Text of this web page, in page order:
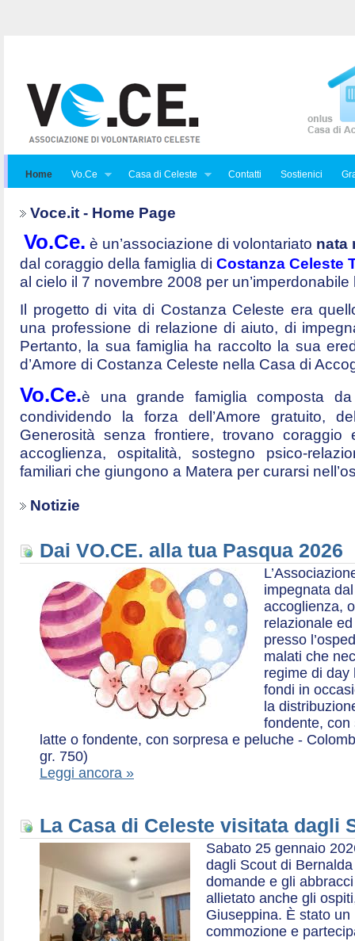
Home Vo.Ce Casa di Celeste Contatti Sostienici
Voce.it - Home Page
Vo.Ce. è un’associazione di volontariato nata
dal coraggio della famiglia di Costanza Celeste
al cielo il 7 novembre 2008 per
Il progetto di vita di Costanza Celeste era
una professione di relazione di aiuto, di
Pertanto, la sua famiglia ha raccolto la sua
d’Amore di Costanza Celeste nella Casa di
Vo.Ce.è una grande famiglia composta
condividendo la forza dell’Amore gratuito,
Generosità senza frontiere, trovano
accoglienza, ospitalità, sostegno psico-
familiari che giungono a Matera per curarsi
Notizie
Dai VO.CE. alla tua Pasqua 2026
impegnata
accoglienza,
relazionale
presso
malati che
regime di day
fondi in
la
fondente, con
latte o fondente, con sorpresa e peluche -
gr. 750)
Leggi ancora »
La Casa di Celeste visitata dagli
Sabato 25 gennaio
dagli Scout di
domande e gli
allietato anche gli
Giuseppina. È stato
commozione e